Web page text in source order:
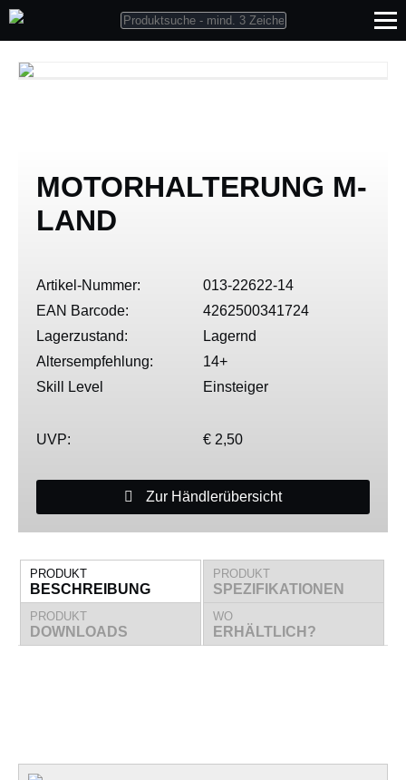
MOTORHALTERUNG M-
LAND
Artikel-Nummer:
013-22622-14
EAN Barcode:
4262500341724
Lagerzustand:
Lagernd
Altersempfehlung:
14+
Skill Level
Einsteiger
UVP: € 2,50
Zur Händlerübersicht
PRODUKT
BESCHREIBUNG
PRODUKT
SPEZIFIKATIONEN
PRODUKT
DOWNLOADS
WO
ERHÄLTLICH?